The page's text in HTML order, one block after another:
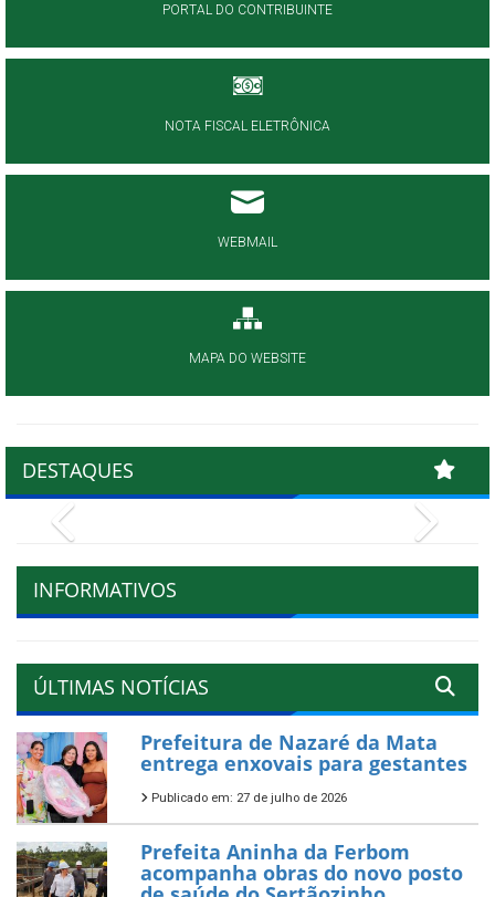
PORTAL DO CONTRIBUINTE
NOTA FISCAL ELETRÔNICA
WEBMAIL
MAPA DO WEBSITE
DESTAQUES
INFORMATIVOS
ÚLTIMAS NOTÍCIAS
Prefeitura de Nazaré da Mata
entrega enxovais para gestantes
Publicado em: 27 de julho de 2026
Prefeita Aninha da Ferbom
acompanha obras do novo posto